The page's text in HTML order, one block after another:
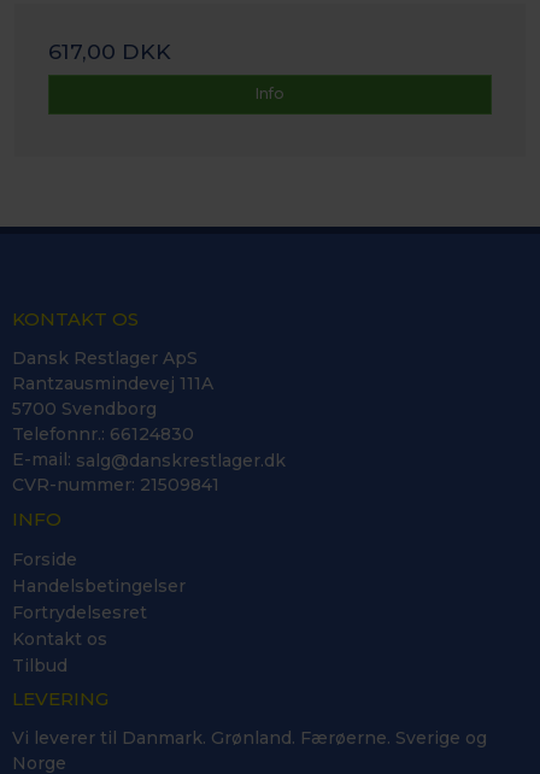
617,00 DKK
Info
KONTAKT OS
Dansk Restlager ApS
Rantzausmindevej 111A
5700 Svendborg
Telefonnr.: 66124830
E-mail: salg@danskrestlager.dk
CVR-nummer: 21509841
INFO
Forside
Handelsbetingelser
Fortrydelsesret
Kontakt os
Tilbud
LEVERING
Vi leverer til Danmark. Grønland. Færøerne. Sverige og
Norge